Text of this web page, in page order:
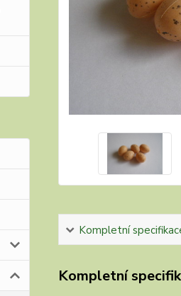
Kompletní
Kompletní